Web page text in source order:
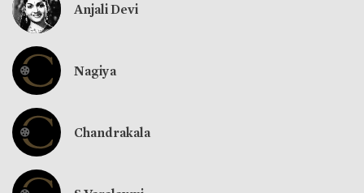
Anjali Devi
Nagiya
Chandrakala